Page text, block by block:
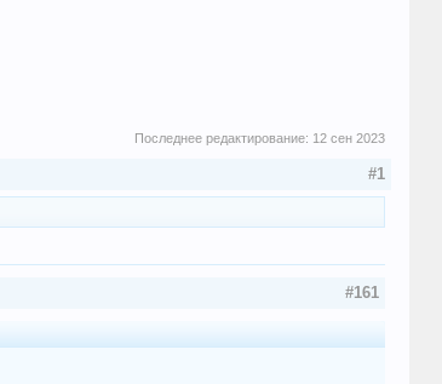
Последнее редактирование: 12 сен 2023
#1
#161